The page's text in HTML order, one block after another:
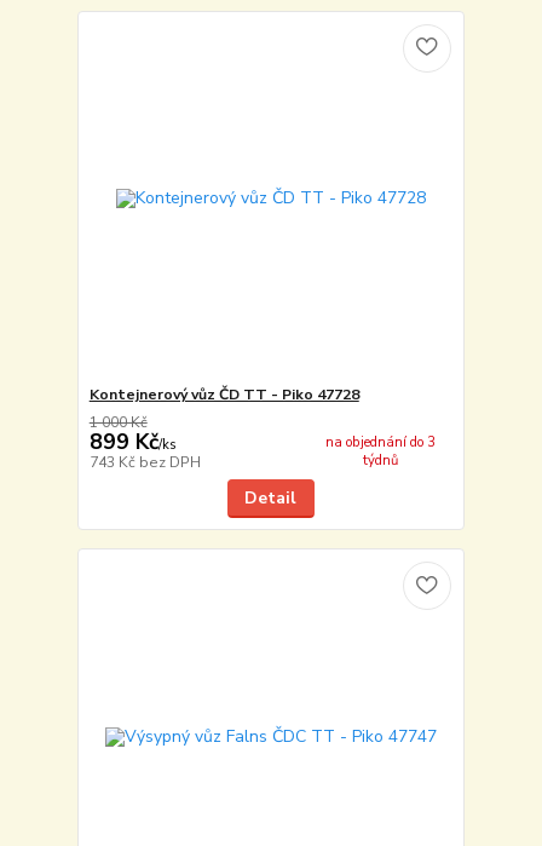
Kontejnerový vůz ČD TT - Piko 47728
1 000 Kč
899 Kč/ks
743 Kč bez DPH
na objednání do 3
týdnů
Detail